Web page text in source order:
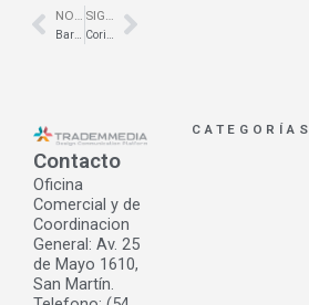
Prev Next
Contacto
Oficina
Comercial y de
Coordinacion
General: Av. 25
de Mayo 1610,
San Martín.
CATEGORÍAS